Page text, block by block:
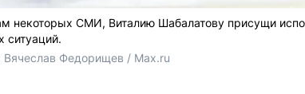
некоторых СМИ, Виталию Шабалатову присущи
ситуаций.
Вячеслав Федорищев / Max.ru